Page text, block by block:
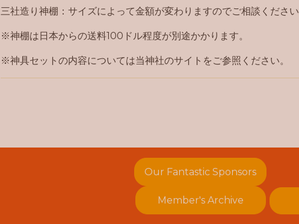
三社造り神棚：サイズによって金額が変わりますのでご相談ください
※神棚は日本からの送料100ドル程度が別途かかります。
※神具セットの内容については当神社のサイトをご参照ください。
Our Fantastic Sponsors
Member's Archive